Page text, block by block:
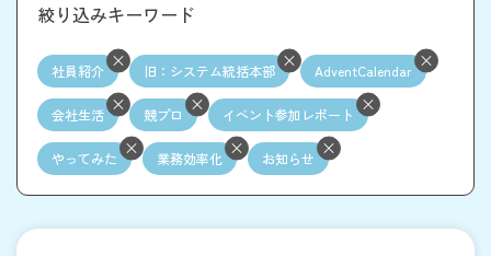
絞り込みキーワード
社員紹介 旧：システム統括本部 AdventCalendar
会社生活 競プロ イベント参加レポート
やってみた 業務効率化 お知らせ